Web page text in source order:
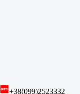
+38(099)2523332